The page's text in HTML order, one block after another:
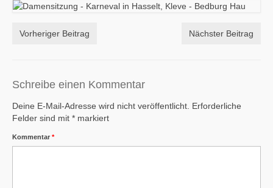
Vorheriger Beitrag Nächster Beitrag
Schreibe einen Kommentar
Deine E-Mail-Adresse wird nicht veröffentlicht. Erforderliche
Felder sind mit * markiert
Kommentar *